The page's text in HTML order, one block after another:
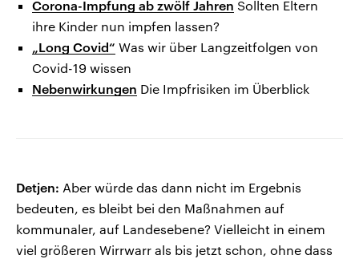
Corona-Impfung ab zwölf Jahren Sollten Eltern
ihre Kinder nun impfen lassen?
„Long Covid“ Was wir über Langzeitfolgen von
Covid-19 wissen
Nebenwirkungen Die Impfrisiken im Überblick
Detjen: Aber würde das dann nicht im Ergebnis
bedeuten, es bleibt bei den Maßnahmen auf
kommunaler, auf Landesebene? Vielleicht in einem
viel größeren Wirrwarr als bis jetzt schon, ohne dass